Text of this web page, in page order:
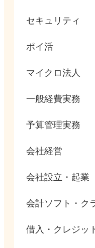
セキュリティ
ポイ活
マイクロ法人
一般経費実務
予算管理実務
会社経営
会社設立・起業
会計ソフト・ク
借入・クレジッ